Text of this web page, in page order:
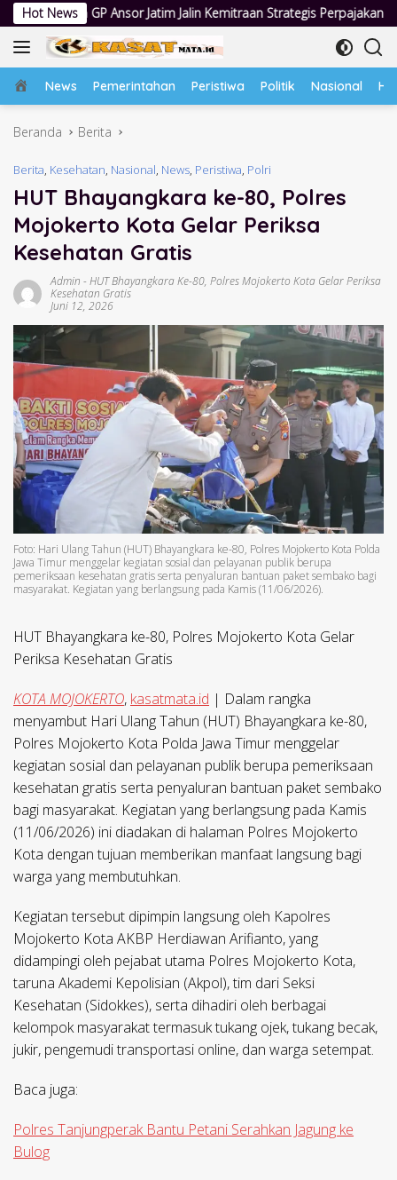
Langsung
ke
konten
Hot News
Jalin Kemitraan Strategis Perpajakan Jumat Berkah
Home
News Pemerintahan Peristiwa Politik Nasional
Beranda Berita
Berita, Kesehatan, Nasional, News, Peristiwa, Polri
HUT Bhayangkara ke-80, Polres
Mojokerto Kota Gelar Periksa
Kesehatan Gratis
Admin -HUT Bhayangkara Ke-80, Polres Mojokerto Kota Gelar Periksa
Kesehatan Gratis
Juni 12, 2026
Foto: Hari Ulang Tahun (HUT) Bhayangkara ke-80, Polres Mojokerto Kota Polda
Jawa Timur menggelar kegiatan sosial dan pelayanan publik berupa
pemeriksaan kesehatan gratis serta penyaluran bantuan paket sembako bagi
masyarakat. Kegiatan yang berlangsung pada Kamis (11/06/2026).
HUT Bhayangkara ke-80, Polres Mojokerto Kota Gelar
Periksa Kesehatan Gratis
KOTA MOJOKERTO, kasatmata.id | Dalam rangka
menyambut Hari Ulang Tahun (HUT) Bhayangkara ke-80,
Polres Mojokerto Kota Polda Jawa Timur menggelar
kegiatan sosial dan pelayanan publik berupa pemeriksaan
kesehatan gratis serta penyaluran bantuan paket sembako
bagi masyarakat. Kegiatan yang berlangsung pada Kamis
(11/06/2026) ini diadakan di halaman Polres Mojokerto
Kota dengan tujuan memberikan manfaat langsung bagi
warga yang membutuhkan.
Kegiatan tersebut dipimpin langsung oleh Kapolres
Mojokerto Kota AKBP Herdiawan Arifianto, yang
didampingi oleh pejabat utama Polres Mojokerto Kota,
taruna Akademi Kepolisian (Akpol), tim dari Seksi
Kesehatan (Sidokkes), serta dihadiri oleh berbagai
kelompok masyarakat termasuk tukang ojek, tukang becak,
jukir, pengemudi transportasi online, dan warga setempat.
Baca juga:
Polres Tanjungperak Bantu Petani Serahkan Jagung ke
Bulog